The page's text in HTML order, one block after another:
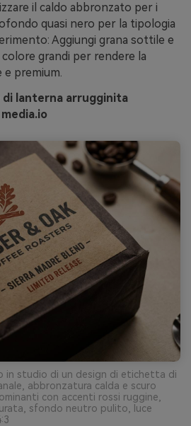
il caldo abbronzato per i
quasi nero per la tipologia
Aggiungi grana sottile e
grandi per rendere la
premium.
di lanterna arrugginita
in studio di un design di etichetta di
abbronzatura calda e scuro
con accenti rossi ruggine,
sfondo neutro pulito, luce